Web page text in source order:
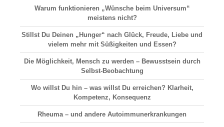
Warum funktionieren „Wünsche beim Universum“
meistens nicht?
Stillst Du Deinen „Hunger“ nach Glück, Freude, Liebe und
vielem mehr mit Süßigkeiten und Essen?
Die Möglichkeit, Mensch zu werden – Bewusstsein durch
Selbst-Beobachtung
Wo willst Du hin – was willst Du erreichen? Klarheit,
Kompetenz, Konsequenz
Rheuma – und andere Autoimmunerkrankungen